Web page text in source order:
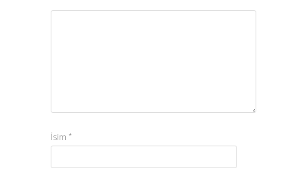
İsim *